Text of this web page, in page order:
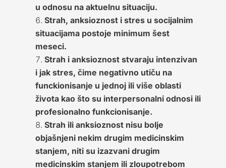
u odnosu na aktuelnu situaciju.
Strah, anksioznost i stres u socijalnim
situacijama postoje minimum šest
meseci.
Strah i anksioznost stvaraju intenzivan
i jak stres, čime negativno utiču na
funckionisanje u jednoj ili više oblasti
života kao što su interpersonalni odnosi ili
profesionalno funkcionisanje.
Strah ili anksioznost nisu bolje
objašnjeni nekim drugim medicinskim
stanjem, niti su izazvani drugim
medicinskim stanjem ili zloupotrebom